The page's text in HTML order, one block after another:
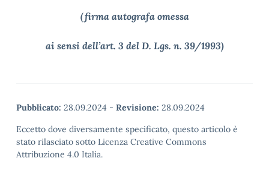
(firma autografa omessa
ai sensi dell’art. 3 del D. Lgs. n. 39/1993)
Pubblicato: 28.09.2024 - Revisione: 28.09.2024
Eccetto dove diversamente specificato, questo articolo è
stato rilasciato sotto Licenza Creative Commons
Attribuzione 4.0 Italia.